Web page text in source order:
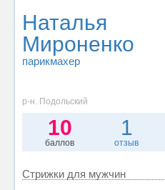
Наталья
Мироненко
парикмахер
р-н. Подольский
10
баллов
1
отзыв
Стрижки для мужчин